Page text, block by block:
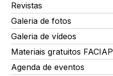
Revistas
Galeria de fotos
Galeria de vídeos
Materiais gratuitos FACIAP
Agenda de eventos